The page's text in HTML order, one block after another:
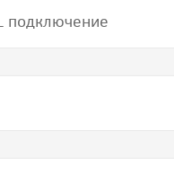
подключение